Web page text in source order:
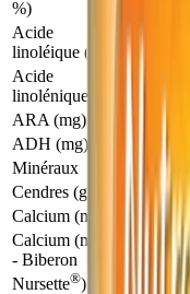
%)
Acide
linoléique (g)
0,5
Acide
linolénique (g)
ARA (mg)
ADH (mg)
Minéraux
Cendres (g)
0,49
Calcium (mg)
64
Calcium (mmol
- Biberon
Nursette®)